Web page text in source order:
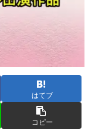
はてブ
コピー